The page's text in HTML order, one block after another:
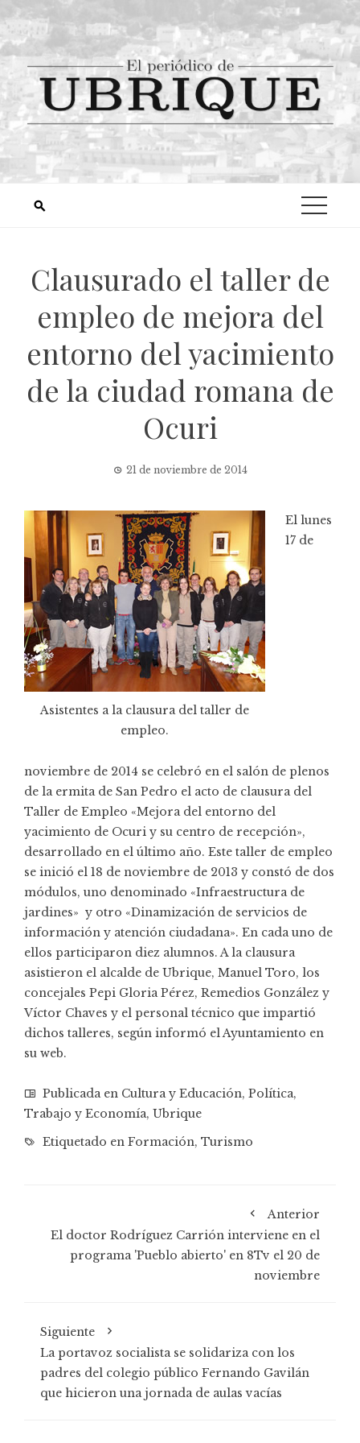
Clausurado el taller de
empleo de mejora del
entorno del yacimiento
de la ciudad romana de
Ocuri
21 de noviembre de 2014
Asistentes a la clausura del taller de
empleo.
El lunes
17 de
noviembre de 2014 se celebró en el salón de plenos
de la ermita de San Pedro el acto de clausura del
Taller de Empleo «Mejora del entorno del
yacimiento de Ocuri y su centro de recepción»,
desarrollado en el último año. Este taller de empleo
se inició el 18 de noviembre de 2013 y constó de dos
módulos, uno denominado «Infraestructura de
jardines» y otro «Dinamización de servicios de
información y atención ciudadana». En cada uno de
ellos participaron diez alumnos. A la clausura
asistieron el alcalde de Ubrique, Manuel Toro, los
concejales Pepi Gloria Pérez, Remedios González y
Víctor Chaves y el personal técnico que impartió
dichos talleres, según informó el Ayuntamiento en
su web.
Publicada en Cultura y Educación, Política,
Trabajo y Economía, Ubrique
Etiquetado en Formación, Turismo
Anterior
El doctor Rodríguez Carrión interviene en el
programa 'Pueblo abierto' en 8Tv el 20 de
noviembre
Siguiente
La portavoz socialista se solidariza con los
padres del colegio público Fernando Gavilán
que hicieron una jornada de aulas vacías